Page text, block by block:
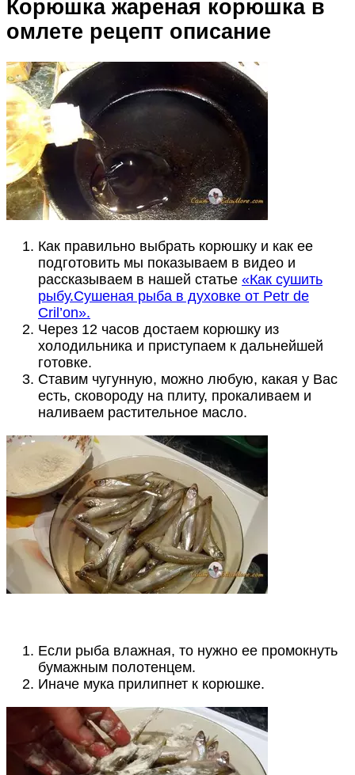
Корюшка жареная корюшка в
омлете рецепт описание
Как правильно выбрать корюшку и как ее
подготовить мы показываем в видео и
рассказываем в нашей статье «Как сушить
рыбу.Сушеная рыба в духовке от Petr de
Cril’on».
Через 12 часов достаем корюшку из
холодильника и приступаем к дальнейшей
готовке.
Ставим чугунную, можно любую, какая у Вас
есть, сковороду на плиту, прокаливаем и
наливаем растительное масло.
Если рыба влажная, то нужно ее промокнуть
бумажным полотенцем.
Иначе мука прилипнет к корюшке.